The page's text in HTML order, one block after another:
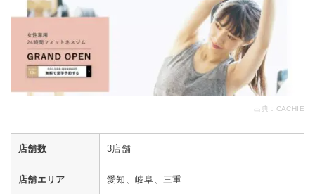
出典： CACHIE
店舗数 3店舗
店舗エリア 愛知、岐阜、三重